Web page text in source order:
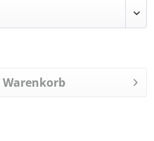
Warenkorb